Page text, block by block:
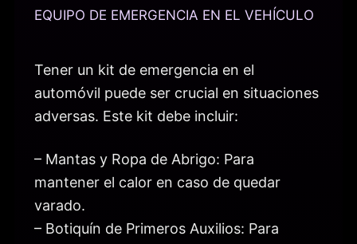
EQUIPO DE EMERGENCIA EN EL VEHÍCULO
Tener un kit de emergencia en el
automóvil puede ser crucial en situaciones
adversas. Este kit debe incluir:
– Mantas y Ropa de Abrigo: Para
mantener el calor en caso de quedar
varado.
– Botiquín de Primeros Auxilios: Para